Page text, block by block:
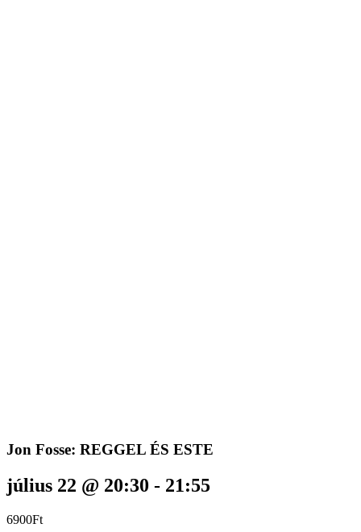
Jon Fosse: REGGEL ÉS ESTE
július 22 @ 20:30 - 21:55
6900Ft